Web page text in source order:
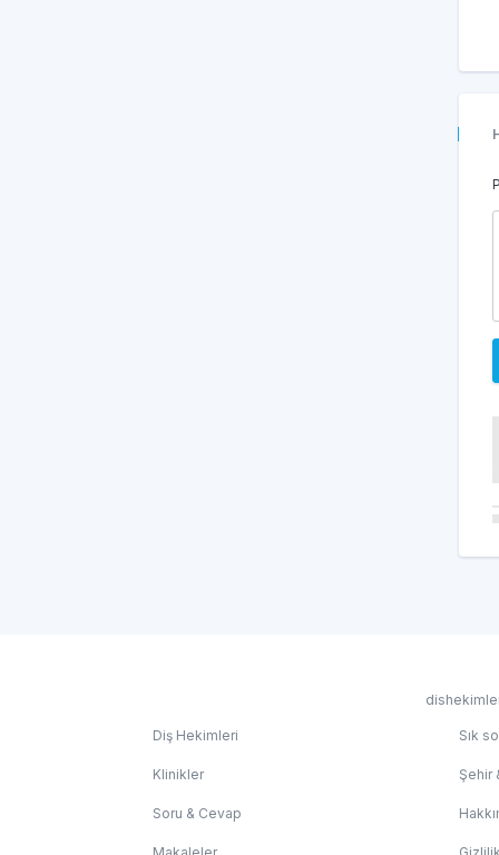
Diş Hekimleri
Klinikler
Soru & Cevap
Sık
Şehir